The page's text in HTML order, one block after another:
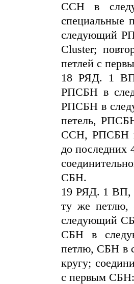
ССН в
следующий
Cluster;
петлей с
18 РЯД. 1
РПСБН в
РПСБН в
петель,
ССН, РПСБН
до последних
СБН.
19 РЯД. 1 ВП,
ту же петлю,
следующий
СБН в
петлю, СБН в
кругу;
с первым